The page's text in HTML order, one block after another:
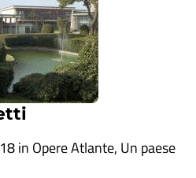
in Opere Atlante, Un paese